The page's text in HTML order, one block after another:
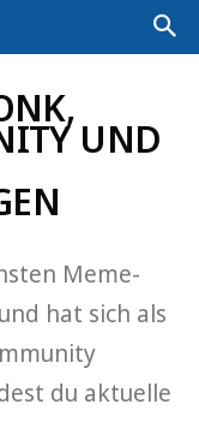
UND
Meme-
hat sich als
du aktuelle